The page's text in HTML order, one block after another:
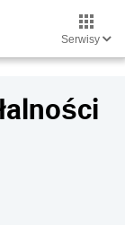
Serwisy